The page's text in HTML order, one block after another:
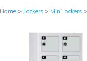
Home > Lockers > Mini lockers >